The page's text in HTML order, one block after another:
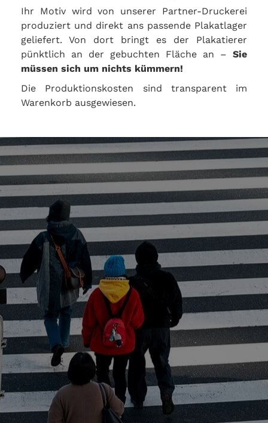
Ihr Motiv wird von unserer Partner-Druckerei
produziert und direkt ans passende Plakatlager
geliefert. Von dort bringt es der Plakatierer
pünktlich an der gebuchten Fläche an – Sie
müssen sich um nichts kümmern!
Die Produktionskosten sind transparent im
Warenkorb ausgewiesen.